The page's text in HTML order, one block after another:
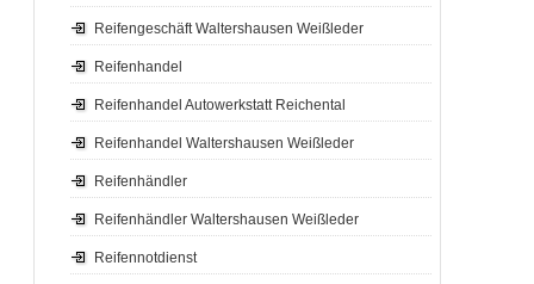
Reifengeschäft Waltershausen Weißleder
Reifenhandel
Reifenhandel Autowerkstatt Reichental
Reifenhandel Waltershausen Weißleder
Reifenhändler
Reifenhändler Waltershausen Weißleder
Reifennotdienst